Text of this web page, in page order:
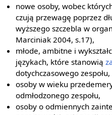
nowe osoby, wobec
czują przewagę poprzez
wyższego szczebla w
Marciniak 2004, s.17),
młode, ambitne i
językach, które stanowią
dotychczasowego zespołu,
osoby w wieku
odmłodzonego zespołu,
osoby o odmiennych